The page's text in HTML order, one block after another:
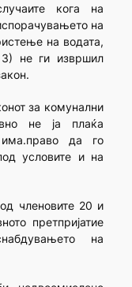
кога на
на
на водата,
3) не ги извршил
за комунални
не ја плаќа
има.право да го
условите и на
членовите 20 и
претпријатие
на